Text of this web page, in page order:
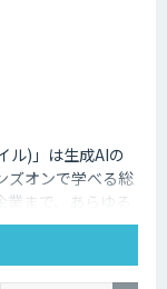
ル)」は生成AIの
ズオンで学べる総
業まで、あらゆる